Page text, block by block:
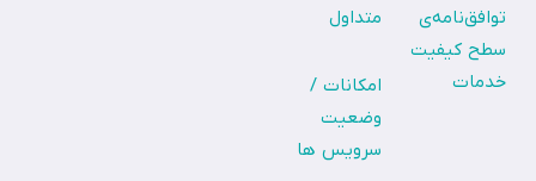
توافق‌نامه‌ی
سطح کیفیت
خدمات
متداول
امکانات /
وضعیت
سرویس ها